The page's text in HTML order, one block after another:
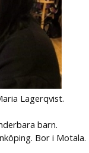
Lagerqvist.
barn.
Bor i Motala.